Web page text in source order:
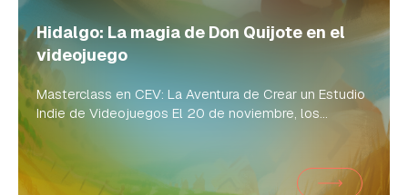
Hidalgo: La magia de Don Quijote en el
videojuego
Masterclass en CEV: La Aventura de Crear un Estudio
Indie de Videojuegos El 20 de noviembre, los...